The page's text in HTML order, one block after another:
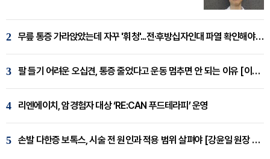
2 무릎 통증 가라앉았는데 자꾸 '휘청'...전·후방십자인대 파열 확인해야 [곽우경 원장 칼럼]
3 팔 들기 어려운 오십견, 통증 줄었다고 운동 멈추면 안 되는 이유 [이병욱 원장 칼럼]
4 리엔에이치, 암경험자 대상 ‘RE:CAN 푸드테라피’ 운영
5 손발 다한증 보톡스, 시술 전 원인과 적용 범위 살펴야 [강윤일 원장 칼럼]